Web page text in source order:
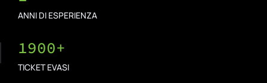
ANNI DI ESPERIENZA
1900+
TICKET EVASI